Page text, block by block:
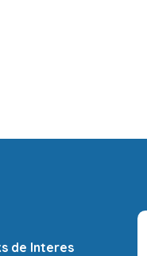
de Interes